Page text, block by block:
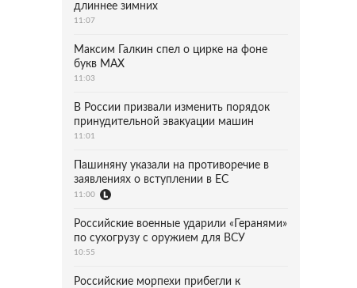
длиннее зимних
11:07
Максим Галкин спел о цирке на фоне
букв MAX
11:03
В России призвали изменить порядок
принудительной эвакуации машин
11:01
Пашиняну указали на противоречие в
заявлениях о вступлении в ЕС
11:00
Российские военные ударили «Геранями»
по сухогрузу с оружием для ВСУ
10:55
Российские морпехи прибегли к